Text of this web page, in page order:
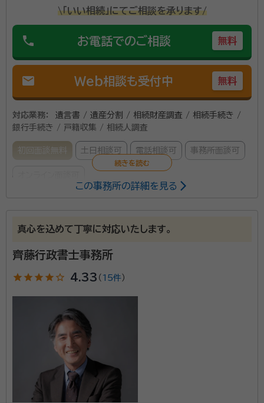
\「いい相続」にてご相談を承ります/
phone お電話でのご相談 無料
mail Web相談も受付中 無料
対応業務：
遺言書 / 遺産分割 / 相続財産調査 / 相続手続き /
銀行手続き / 戸籍収集 / 相続人調査
初回面談無料 土日相談可 電話相談可 事務所面談可
古藤 順三
行政書士・CFP、1級ファイナンシャル・プランニング技能
経歴： 大阪市出身。同志社大学法学部卒、1978年京都市就職、2014年
被相続人の死亡に伴う悲嘆の中で、遺言はあるのか等
様々な手続きを冷静沈着に一つ一つ完了するには、事
前に覚悟と手続きがなければ、大変骨の折れることで
す。私自身も親の死亡によって苦労した時期があります
ので、お困りの方に寄り添って解決策を探っていきま
などの不安がないように、ファイナンシャル・プランナー
行政書士, １級ファイナンシャル・プランニング技能士、
CFPⓇ認定者
所属団体： 京都府行政書士会
この事務所の詳細を見る
真心を込めて丁寧に対応いたします。
齊藤行政書士事務所
star star star star star_outline 4.33 （ 15件）